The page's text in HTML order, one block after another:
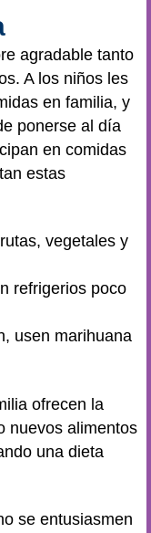
agradable tanto
A los niños les
en familia, y
ponerse al día
en comidas
estas
vegetales y
refrigerios poco
usen marihuana
ofrecen la
nuevos alimentos
una dieta
se entusiasmen